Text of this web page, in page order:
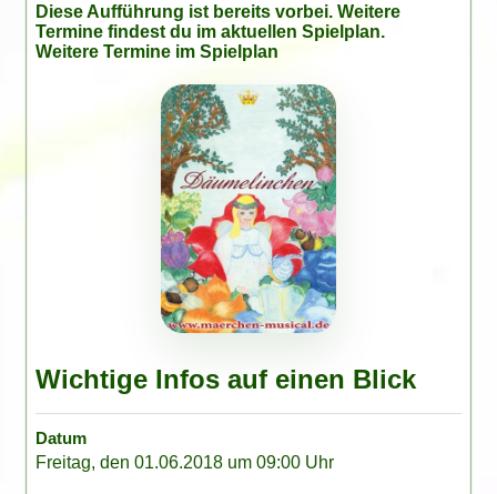
Diese Aufführung ist bereits vorbei. Weitere
Termine findest du im aktuellen Spielplan.
Weitere Termine im Spielplan
Wichtige Infos auf einen Blick
Datum
Freitag, den 01.06.2018 um 09:00 Uhr